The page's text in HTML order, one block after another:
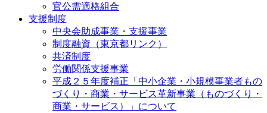
官公需適格組合
支援制度
中央会助成事業・支援事業
制度融資（東京都リンク）
共済制度
労働関係支援事業
平成２５年度補正「中小企業・小規模事業者もの
づくり・商業・サービス革新事業（ものづくり・
商業・サービス）」について